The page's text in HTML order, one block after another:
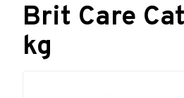
Brit Care
kg